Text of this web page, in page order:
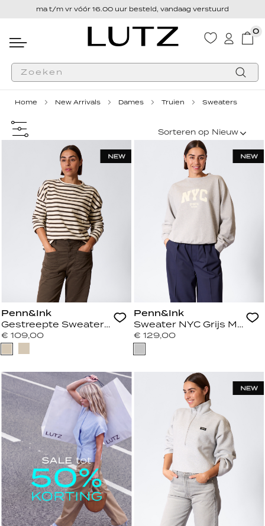
ma t/m vr vóór 16.00 uur besteld, vandaag verstuurd
Zoek
0
Home New Arrivals Dames Truien Sweaters
Penn&Ink
Gestreepte Sweater Ecru/Taba
€ 109,00
Penn&Ink
Sweater NYC Grijs
€ 129,00